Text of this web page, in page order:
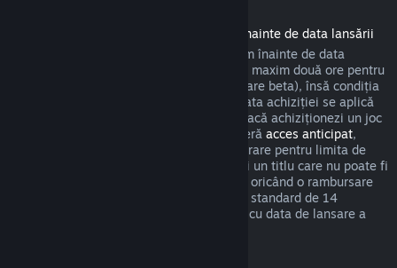
Rambursări pentru titlurile achiziționate înainte de data lansării
Atunci când achiziționezi un titlu pe Steam înainte de data
lansării, se aplică limita de timp de joc de maxim două ore pentru
rambursări (cu excepția sesiunilor de testare beta), însă condiția
să nu fi trecut mai mult de 14 zile de la data achiziției se aplică
abia după data de lansare. De exemplu, dacă achiziționezi un joc
sau care oferă acces anticipat,
timpul de joc cumulat va fi luat în considerare pentru limita de
timp de joc de două ore. Dacă precomanzi un titlu care nu poate fi
jucat înainte de data lansării, poți solicita oricând o rambursare
înainte de lansarea acestuia, iar perioada standard de 14
zile/limita de două ore se va aplica odată cu data de lansare a